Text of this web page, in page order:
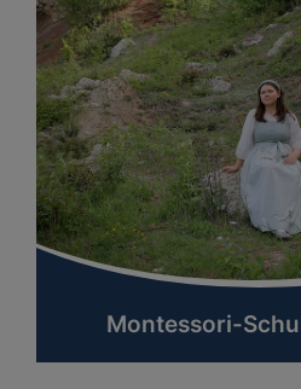
Montessori-